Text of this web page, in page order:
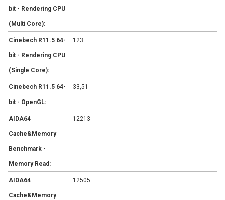
bit - Rendering CPU
(Multi Core):
Cinebech R11.5 64-
bit - Rendering CPU
(Single Core):
123
Cinebech R11.5 64-
bit - OpenGL:
33,51
AIDA64
Cache&Memory
Benchmark -
Memory Read:
12213
AIDA64
Cache&Memory
12505